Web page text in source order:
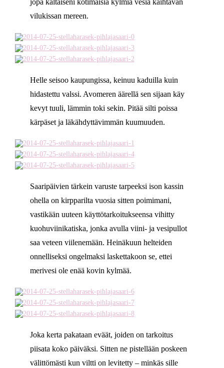
jopa kaltaiseni kotimaisia kylmiä vesiä kaihtavan
vilukissan mereen.
Helle seisoo kaupungissa, keinuu kaduilla kuin
hidastettu valssi. Avomeren äärellä sen sijaan käy
kevyt tuuli, lämmin toki sekin. Pitää silti poissa
kärpäset ja läkähdyttävimmän kuumuuden.
Saaripäivien tärkein varuste tarpeeksi ison kassin
ohella on kirpparilta vuosia sitten poimimani,
vastikään uuteen käyttötarkoitukseensa vihitty
kuohuviinikatiska, jonka avulla viini- ja vesipullot
saa veteen viilenemään. Heinäkuun helteiden
onnelliseksi ongelmaksi laskettakoon se, ettei
merivesi ole enää kovin kylmää.
Joka kerta pakataan eväät, joiden on tarkoitus
piisata koko päiväksi. Sitten ne pistellään poskeen
välittömästi kun viltti on levitetty – minkäs sille